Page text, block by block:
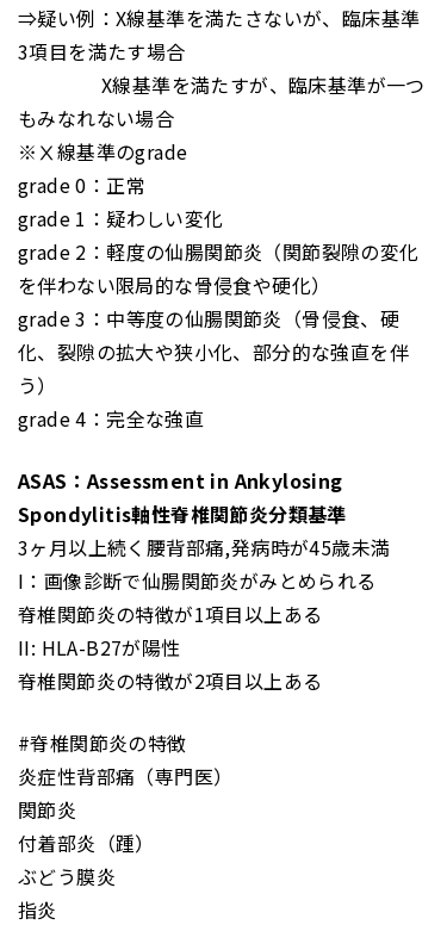
⇒疑い例：X線基準を満たさないが、臨床基準
3項目を満たす場合
X線基準を満たすが、臨床基準が一つ
もみなれない場合
※Ⅹ線基準のgrade
grade 0：正常
grade 1：疑わしい変化
grade 2：軽度の仙腸関節炎（関節裂隙の変化
を伴わない限局的な骨侵食や硬化）
grade 3：中等度の仙腸関節炎（骨侵食、硬
化、裂隙の拡大や狭小化、部分的な強直を伴
う）
grade 4：完全な強直
ASAS：Assessment in Ankylosing
Spondylitis軸性脊椎関節炎分類基準
3ヶ月以上続く腰背部痛,発病時が45歳未満
I：画像診断で仙腸関節炎がみとめられる
脊椎関節炎の特徴が1項目以上ある
II: HLA-B27が陽性
脊椎関節炎の特徴が2項目以上ある
#脊椎関節炎の特徴
炎症性背部痛（専門医）
関節炎
付着部炎（踵）
ぶどう膜炎
指炎